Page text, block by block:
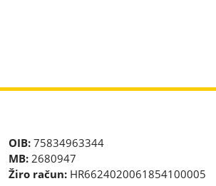
OIB: 75834963344
MB: 2680947
Žiro račun: HR6624020061854100005